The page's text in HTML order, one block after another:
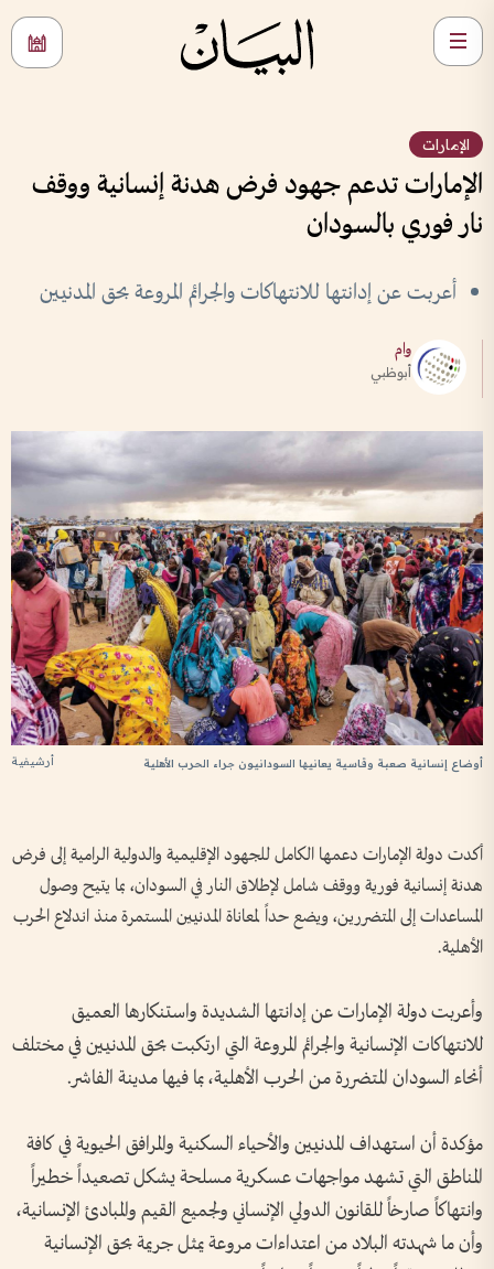
الإمارات
الإمارات تدعم جهود فرض هدنة إنسانية ووقف
نار فوري بالسودان
أعربت عن إدانتها للانتهاكات والجرائم المروعة بحق المدنيين
وام
أبوظبي
أرشيفية أوضاع إنسانية صعبة وقاسية يعانيها السودانيون جراء الحرب الأهلية
أكدت دولة الإمارات دعمها الكامل للجهود الإقليمية والدولية الرامية إلى فرض
هدنة إنسانية فورية ووقف شامل لإطلاق النار في السودان، بما يتيح وصول
المساعدات إلى المتضررين، ويضع حداً لمعاناة المدنيين المستمرة منذ اندلاع الحرب
الأهلية.
وأعربت دولة الإمارات عن إدانتها الشديدة واستنكارها العميق
للانتهاكات الإنسانية والجرائم المروعة التي ارتكبت بحق المدنيين في مختلف
أنحاء السودان المتضررة من الحرب الأهلية، بما فيها مدينة الفاشر.
مؤكدة أن استهداف المدنيين والأحياء السكنية والمرافق الحيوية في كافة
المناطق التي تشهد مواجهات عسكرية مسلحة يشكل تصعيداً خطيراً
وانتهاكاً صارخاً للقانون الدولي الإنساني ولجميع القيم والمبادئ الإنسانية،
وأن ما شهدته البلاد من اعتداءات مروعة يمثل جريمة بحق الإنسانية